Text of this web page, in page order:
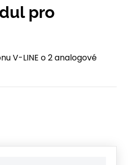
pro
V-LINE o 2 analogové